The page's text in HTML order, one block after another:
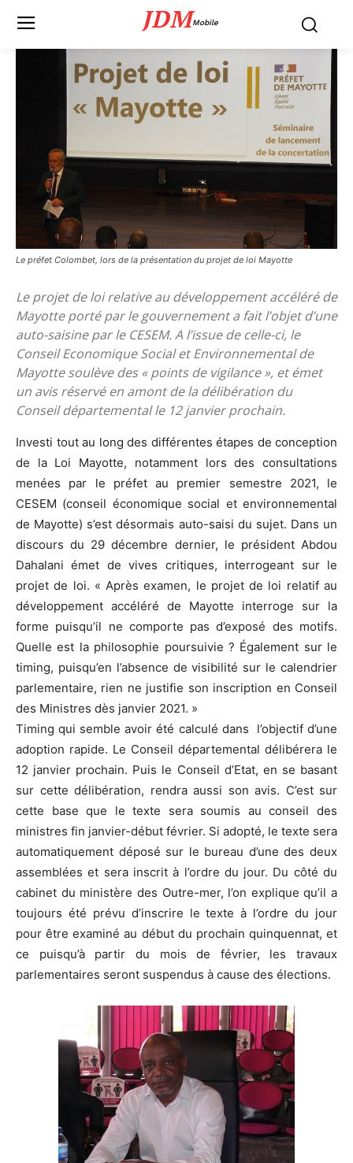
JDMMobile
Le préfet Colombet, lors de la présentation du projet de loi Mayotte
Le projet de loi relative au développement accéléré de
Mayotte porté par le gouvernement a fait l’objet d’une
auto-saisine par le CESEM. A l’issue de celle-ci, le
Conseil Economique Social et Environnemental de
Mayotte soulève des « points de vigilance », et émet
un avis réservé en amont de la délibération du
Conseil départemental le 12 janvier prochain.
Investi tout au long des différentes étapes de conception
de la Loi Mayotte, notamment lors des consultations
menées par le préfet au premier semestre 2021, le
CESEM (conseil économique social et environnemental
de Mayotte) s’est désormais auto-saisi du sujet. Dans un
discours du 29 décembre dernier, le président Abdou
Dahalani émet de vives critiques, interrogeant sur le
projet de loi. « Après examen, le projet de loi relatif au
développement accéléré de Mayotte interroge sur la
forme puisqu’il ne comporte pas d’exposé des motifs.
Quelle est la philosophie poursuivie ? Également sur le
timing, puisqu’en l’absence de visibilité sur le calendrier
parlementaire, rien ne justifie son inscription en Conseil
des Ministres dès janvier 2021. »
Timing qui semble avoir été calculé dans l’objectif d’une
adoption rapide. Le Conseil départemental délibérera le
12 janvier prochain. Puis le Conseil d’Etat, en se basant
sur cette délibération, rendra aussi son avis. C’est sur
cette base que le texte sera soumis au conseil des
ministres fin janvier-début février. Si adopté, le texte sera
automatiquement déposé sur le bureau d’une des deux
assemblées et sera inscrit à l’ordre du jour. Du côté du
cabinet du ministère des Outre-mer, l’on explique qu’il a
toujours été prévu d’inscrire le texte à l’ordre du jour
pour être examiné au début du prochain quinquennat, et
ce puisqu’à partir du mois de février, les travaux
parlementaires seront suspendus à cause des élections.